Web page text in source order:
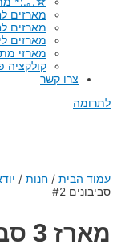
מארזים
מארזים
מארזים
מארזי
קולקציה
צרו קשר
לתרומה
עמוד הבית / חנות /
סביבונים #2
מארז 3 סביבונים #2